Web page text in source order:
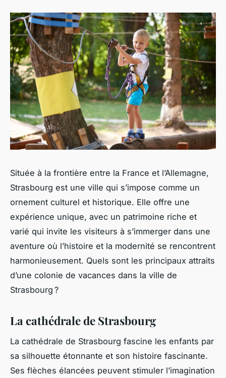
Située à la frontière entre la France et l’Allemagne,
Strasbourg est une ville qui s’impose comme un
ornement culturel et historique. Elle offre une
expérience unique, avec un patrimoine riche et
varié qui invite les visiteurs à s’immerger dans une
aventure où l’histoire et la modernité se rencontrent
harmonieusement. Quels sont les principaux attraits
d’une colonie de vacances dans la ville de
Strasbourg ?
La cathédrale de Strasbourg
La cathédrale de Strasbourg fascine les enfants par
sa silhouette étonnante et son histoire fascinante.
Ses flèches élancées peuvent stimuler l’imagination